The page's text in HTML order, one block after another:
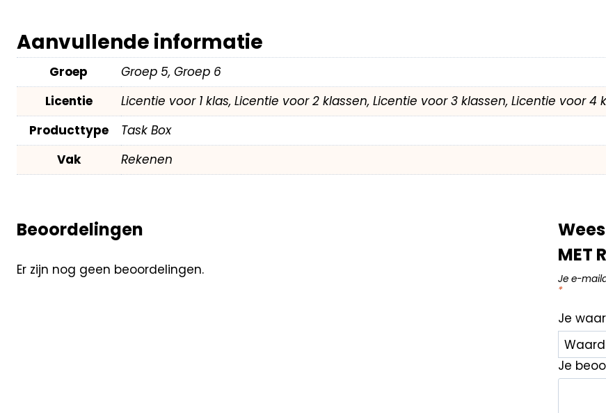
Aanvullende informatie
Groep
Groep 5, Groep 6
Licentie
Licentie voor 1 klas, Licentie voor 2 klassen, Licentie voor 3 klassen, Licentie voor
Producttype
Task Box
Vak
Rekenen
Beoordelingen
Er zijn nog geen beoordelingen.
MET
Je e-
*
Je
Je